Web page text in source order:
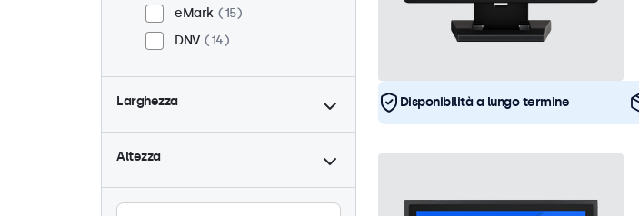
eMark
15
DNV
14
Larghezza
Altezza
Disponibilità a lungo termine